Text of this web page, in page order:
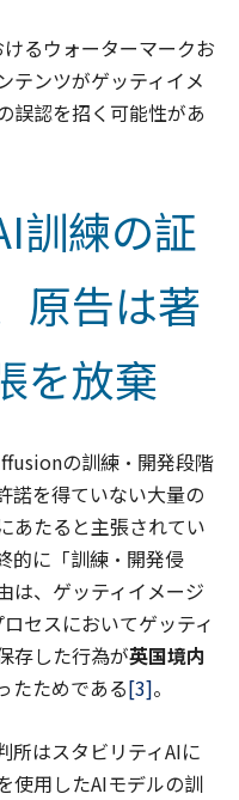
るウォーターマークお
テンツがゲッティイメ
誤認を招く可能性があ
訓練の証
原告は著
を放棄
の訓練・開発段階
諾を得ていない大量の
あたると主張されてい
的に「訓練・開発侵
は、ゲッティイメージ
セスにおいてゲッティ
存した行為が英国境内
たためである[3]。
所はスタビリティAIに
使用したAIモデルの訓